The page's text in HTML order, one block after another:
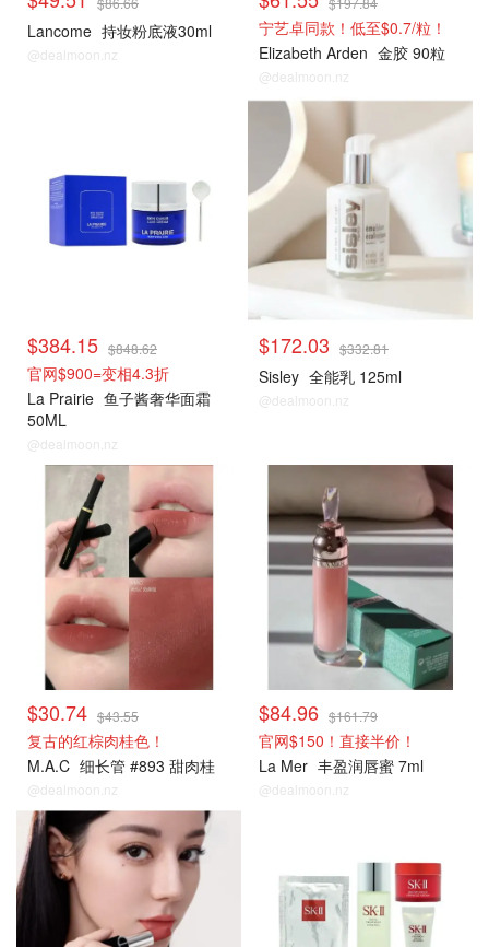
Lancome 持妆粉底液30ml
@dealmoon.nz
宁艺卓同款！低至$0.7/粒！
Elizabeth Arden 金胶 90粒
@dealmoon.nz
$384.15 $848.62
官网$900=变相4.3折
La Prairie 鱼子酱奢华面霜
50ML
@dealmoon.nz
热销单品
$172.03 $332.81
Sisley 全能乳 125ml
@dealmoon.nz
$30.74 $43.55
复古的红棕肉桂色！
M.A.C 细长管 #893 甜肉桂
@dealmoon.nz
$84.96 $161.79
官网$150！直接半价！
La Mer 丰盈润唇蜜 7ml
@dealmoon.nz
热销单品